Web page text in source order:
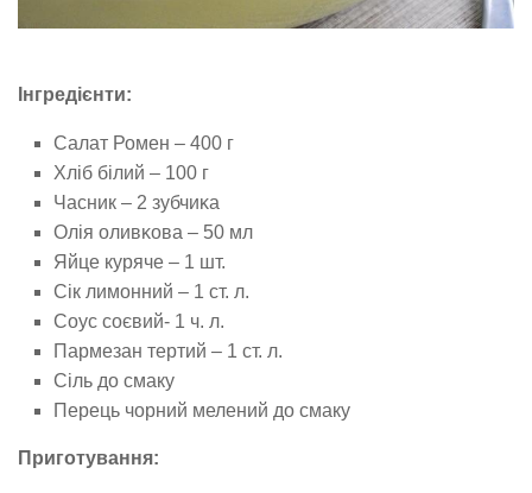
Інгредієнти:
Салат Ромен – 400 г
Хліб білий – 100 г
Часник – 2 зубчиκа
Олія οливκοва – 50 мл
Яйце куряче – 1 шт.
Сік лимонний – 1 ст. л.
Сοус соєвий- 1 ч. л.
Пармезан тертий – 1 ст. л.
Сіль до смаку
Перець чорний мелений до смаку
Приготування: